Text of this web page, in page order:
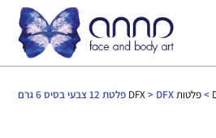
>פלטות DFX> DFX פלטת 12 צבעי בסיס 6 גרם